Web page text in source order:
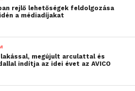
kiterjed, amelyek jelenlétét mi
Sivar Kumar,
alkalmazkodunk, gyakran
– ez a sikerünk receptje.
magunknak, hogy a
bennünket cselekvésre,
rejlő lehetőségek feldolgozása
a médiadíjakat
megújult arculattal és
indítja az idei évet az AVICO